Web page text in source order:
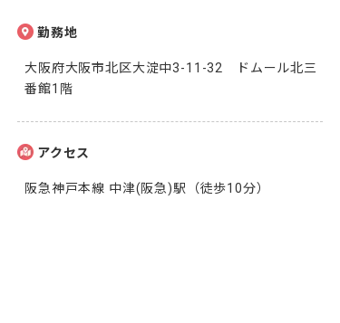
勤務地
大阪府大阪市北区大淀中3-11-32　ドムール北三
番館1階
アクセス
阪急神戸本線 中津(阪急)駅（徒歩10分）